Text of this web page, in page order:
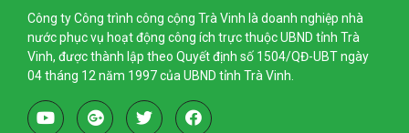
Công ty Công trình công cộng Trà Vinh là doanh nghiệp nhà
nước phục vụ hoạt động công ích trực thuộc UBND tỉnh Trà
Vinh, được thành lập theo Quyết định số 1504/QĐ-UBT ngày
04 tháng 12 năm 1997 của UBND tỉnh Trà Vinh.